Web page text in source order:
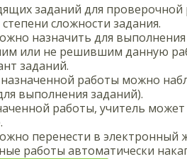
заданий для
сложности задания.
назначить для выполнения
или не решившим данную
заданий.
работы можно
выполнения заданий).
работы, учитель
перенести в электронный
работы автоматически